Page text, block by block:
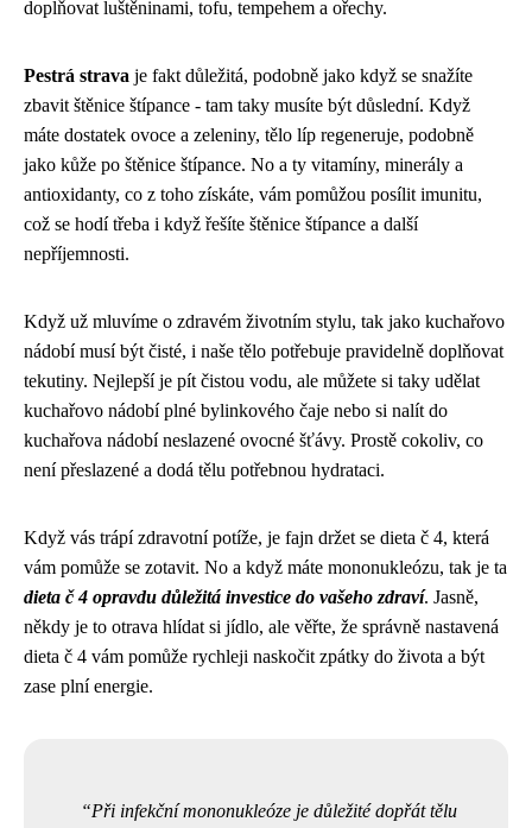
doplňovat luštěninami, tofu, tempehem a ořechy.
Pestrá strava je fakt důležitá, podobně jako když se snažíte
zbavit štěnice štípance - tam taky musíte být důslední. Když
máte dostatek ovoce a zeleniny, tělo líp regeneruje, podobně
jako kůže po štěnice štípance. No a ty vitamíny, minerály a
antioxidanty, co z toho získáte, vám pomůžou posílit imunitu,
což se hodí třeba i když řešíte štěnice štípance a další
nepříjemnosti.
Když už mluvíme o zdravém životním stylu, tak jako kuchařovo
nádobí musí být čisté, i naše tělo potřebuje pravidelně doplňovat
tekutiny. Nejlepší je pít čistou vodu, ale můžete si taky udělat
kuchařovo nádobíplné bylinkového čaje nebo si nalít do
kuchařova nádobí neslazené ovocné šťávy. Prostě cokoliv, co
není přeslazené a dodá tělu potřebnou hydrataci.
Když vás trápí zdravotní potíže, je fajn držet se dieta č 4, která
vám pomůže se zotavit. No a když máte mononukleózu, tak je ta
dieta č 4 opravdu důležitá investice do vašeho zdraví. Jasně,
někdy je to otrava hlídat si jídlo, ale věřte, že správně nastavená
dieta č 4 vám pomůže rychleji naskočit zpátky do života a být
zase plní energie.
Při infekční mononukleóze je důležité dopřát tělu